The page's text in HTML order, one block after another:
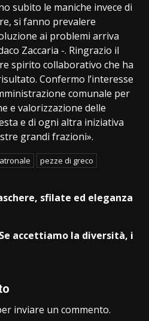
subito le maniche invece di
si fanno prevalere
ai problemi arriva
Zaccaria -. Ringrazio il
spirito collaborativo che ha
Confermo l’interesse
comunale per
e valorizzazione delle
e di ogni altra iniziativa
grandi frazioni».
pezze di greco
sfilate ed eleganza
accettiamo la diversità, i
inviare un commento.